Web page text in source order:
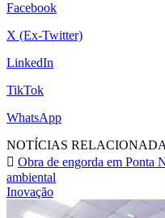
Facebook
X (Ex-Twitter)
LinkedIn
TikTok
WhatsApp
NOTÍCIAS
Obra de engorda em Ponta
ambiental
Inovação